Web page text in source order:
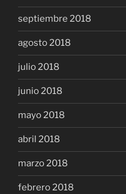
septiembre 2018
agosto 2018
julio 2018
junio 2018
mayo 2018
abril 2018
marzo 2018
febrero 2018